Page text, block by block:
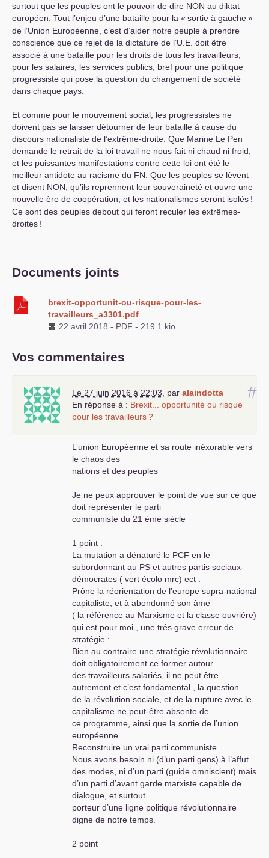
surtout que les peuples ont le pouvoir de dire NON au diktat
européen. Tout l’enjeu d’une bataille pour la « sortie à gauche»
de l’Union Européenne, c’est d’aider notre peuple à prendre
conscience que ce rejet de la dictature de l’U.E. doit être
associé à une bataille pour les droits de tous les travailleurs,
pour les salaires, les services publics, bref pour une politique
progressiste qui pose la question du changement de société
dans chaque pays.
Et comme pour le mouvement social, les progressistes ne
doivent pas se laisser détourner de leur bataille à cause du
discours nationaliste de l’extrême-droite. Que Marine Le Pen
demande le retrait de la loi travail ne nous fait ni chaud ni froid,
et les puissantes manifestations contre cette loi ont été le
meilleur antidote au racisme du FN . Que les peuples se lèvent
et disent NON , qu’ils reprennent leur souveraineté et ouvre une
nouvelle ère de coopération, et les nationalismes seront isolés !
Ce sont des peuples debout qui feront reculer les extrêmes-
droites !
Documents joints
brexit-opportunit-ou-risque-pour-les-
travailleurs_a3301.pdf
22 avril 2018 - PDF - 219.1 kio
Vos commentaires
#
Le 27 juin 2016 à 22:03 par alaindotta
En réponse à : Brexit... opportunité ou risque
pour les travailleurs?
L’union Européenne et sa route inéxorable vers
le chaos des
nations et des peuples
Je ne peux approuver le point de vue sur ce que
doit représenter le parti
communiste du 21 éme siécle
1 point :
La mutation a dénaturé le PCF en le
subordonnant au PS et autres partis sociaux-
démocrates ( vert écolo mrc) ect .
Prône la réorientation de l’europe supra-national
capitaliste, et à abondonné son âme
( la référence au Marxisme et la classe ouvriére)
qui est pour moi , une trés grave erreur de
stratégie :
Bien au contraire une stratégie révolutionnaire
doit obligatoirement ce former autour
des travailleurs salariés, il ne peut être
autrement et c’est fondamental , la question
de la révolution sociale, et de la rupture avec le
capitalisme ne peut-être absente de
ce programme, ainsi que la sortie de l’union
européenne.
Reconstruire un vrai parti communiste
Nous avons besoin ni (d’un parti gens) à l’affut
des modes, ni d’un parti (guide omniscient) mais
d’un parti d’avant garde marxiste capable de
dialogue, et surtout
porteur d’une ligne politique révolutionnaire
digne de notre temps.
2 point